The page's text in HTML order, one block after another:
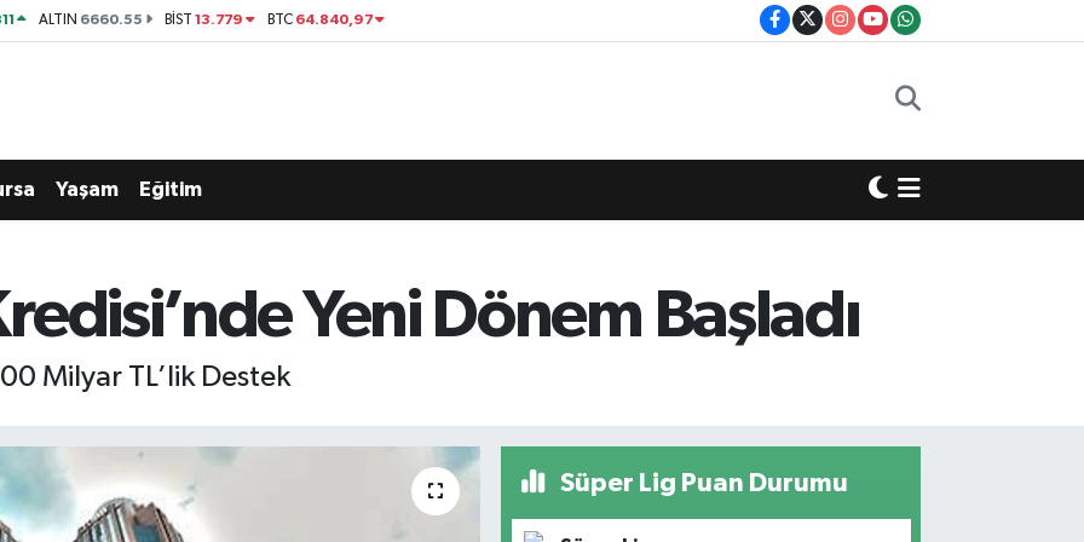
ALTIN 6660.55 BİST13.779 BTC 64.840,97
Yaşam Eğitim
Yeni Dönem Başladı
Milyar TL’lik Destek
Süper Lig Puan Durumu